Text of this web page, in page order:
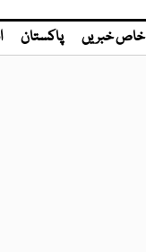
خاص خبریں پاکستان